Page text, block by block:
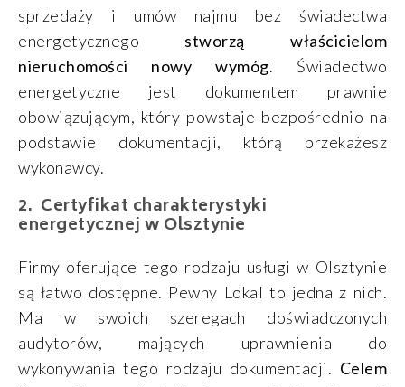
sprzedaży i umów najmu bez świadectwa
energetycznego stworzą właścicielom
nieruchomości nowy wymóg. Świadectwo
energetyczne jest dokumentem prawnie
obowiązującym, który powstaje bezpośrednio na
podstawie dokumentacji, którą przekażesz
wykonawcy.
Certyfikat charakterystyki
energetycznej w Olsztynie
Firmy oferujące tego rodzaju usługi w Olsztynie
są łatwo dostępne. Pewny Lokal to jedna z nich.
Ma w swoich szeregach doświadczonych
audytorów, mających uprawnienia do
wykonywania tego rodzaju dokumentacji. Celem